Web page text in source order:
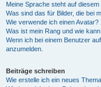
Meine Sprache steht auf
Was sind das für Bilder, die bei
Wie verwende ich einen Avatar?
Was ist mein Rang und wie
Wenn ich bei einem Benutzer
anzumelden.
Beiträge schreiben
Wie erstelle ich ein neues